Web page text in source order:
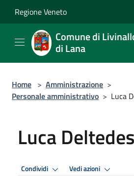
Regione Veneto
Comune di
di Lana
Home > Amministrazione >
Personale amministrativo > Luca
Luca
Condividi Vedi azioni